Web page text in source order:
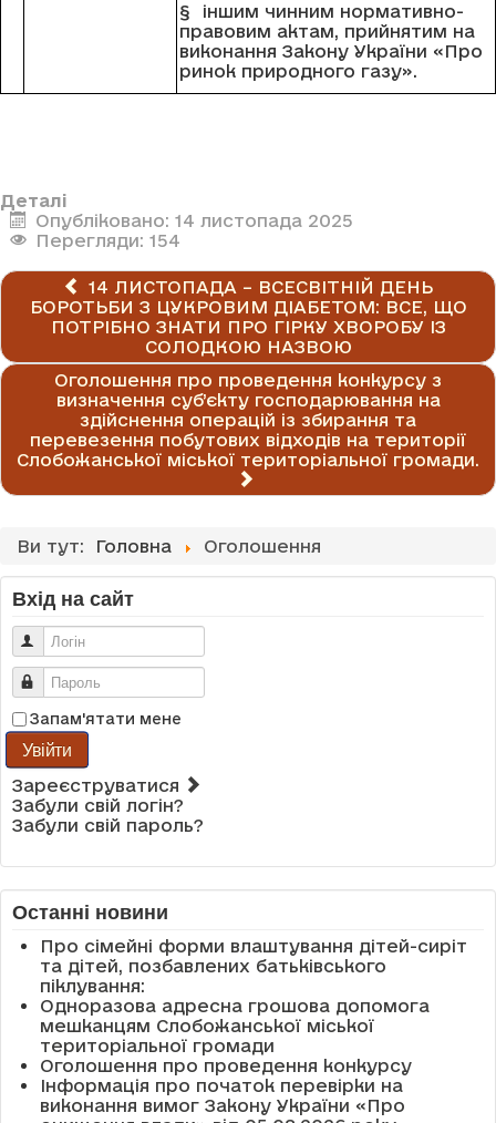
§ іншим чинним нормативно-
правовим актам, прийнятим на
виконання Закону України «Про
ринок природного газу».
Деталі
Опубліковано: 14 листопада 2025
Перегляди: 154
14 ЛИСТОПАДА – ВСЕСВІТНІЙ ДЕНЬ
БОРОТЬБИ З ЦУКРОВИМ ДІАБЕТОМ: ВСЕ, ЩО
ПОТРІБНО ЗНАТИ ПРО ГІРКУ ХВОРОБУ ІЗ
СОЛОДКОЮ НАЗВОЮ
Оголошення про проведення конкурсу з
визначення суб’єкту господарювання на
здійснення операцій із збирання та
перевезення побутових відходів на території
Слобожанської міської територіальної громади.
Ви тут: Головна Оголошення
Вхід на сайт
Логін
Пароль
Запам'ятати мене
Увійти
Зареєструватися
Забули свій логін?
Забули свій пароль?
Останні новини
Про сімейні форми влаштування дітей-сиріт
та дітей, позбавлених батьківського
піклування:
Одноразова адресна грошова допомога
мешканцям Слобожанської міської
територіальної громади
Оголошення про проведення конкурсу
Інформація про початок перевірки на
виконання вимог Закону України «Про